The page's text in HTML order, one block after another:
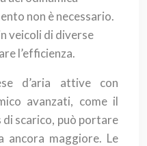
non è necessario.
veicoli di diverse
l’efficienza.
d’aria attive con
avanzati, come il
scarico, può portare
ancora maggiore. Le